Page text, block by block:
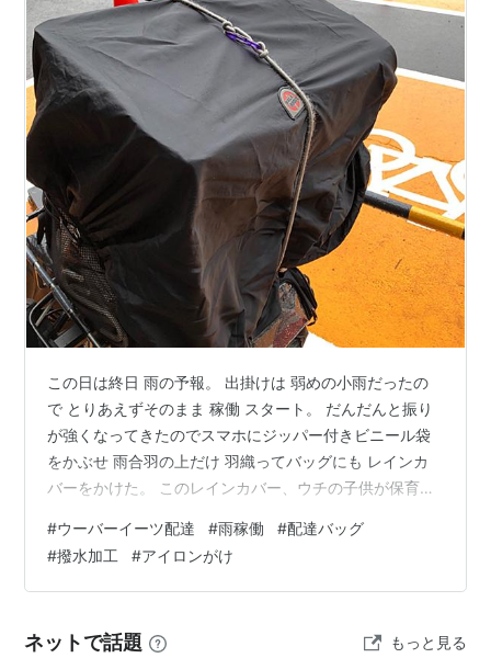
この日は終日 雨の予報。 出掛けは 弱めの小雨だったの
で とりあえずそのまま 稼働 スタート。 だんだんと振り
が強くなってきたのでスマホにジッパー付きビニール袋
をかぶせ 雨合羽の上だけ 羽織ってバッグにも レインカ
バーをかけた。 このレインカバー、ウチの子供が保育園
ので 購入してからもう20年近く経っているものと思われ
る。 [ＹｕｍｍｙＲｕｎ] デリバリーバッグ専用 レインカ
バー 防水 カバー ウバック デリバリーバッグ 大容量 反射
Amazon バッグにフィットさせるためのゴムひも類は完
#ウーバーイーツ配達 #雨稼働 #配達バッグ
#撥水加工 #アイロンがけ
ネットで話題 もっと見る